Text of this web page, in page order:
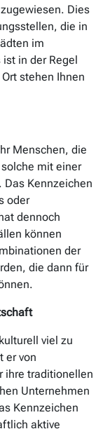
Dies
die in
im
in der Regel
stehen Ihnen
Menschen, die
mit einer
Kennzeichen
oder
dennoch
können
der
die dann für
viel zu
er von
ihre traditionellen
Unternehmen
Kennzeichen
aktive